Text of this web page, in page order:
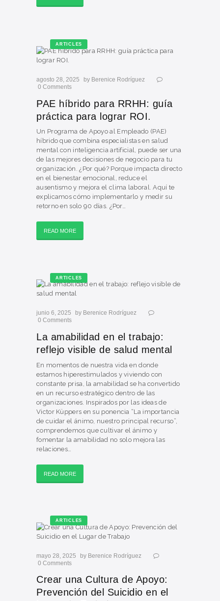
ARTICLES
agosto 28, 2025 by Berenice Rodríguez
0 Comments
PAE híbrido para RRHH: guía
práctica para lograr ROI.
Un Programa de Apoyo al Empleado (PAE)
híbrido que combina especialistas en salud
mental con inteligencia artificial, puede ser una
de las mejores decisiones de negocio para tu
organización. ¿Por qué? Porque impacta directo
en el bienestar emocional, reduce el
ausentismo y mejora el clima laboral. Aquí te
explicamos cómo implementarlo y medir su
retorno en solo 90 días. ¿Por…
READ MORE
ARTICLES
junio 6, 2025 by Berenice Rodríguez
0 Comments
La amabilidad en el trabajo:
reflejo visible de salud mental
En momentos de nuestra vida en donde
estamos hiperestimulados y viviendo con
constante prisa, la amabilidad se ha convertido
en un recurso estratégico dentro de las
organizaciones. Inspirados por las ideas de
Victor Küppers en su ponencia “La importancia
de cuidar el ánimo, nuestro principal recurso”,
comprendemos que cultivar el ánimo y
fomentar la amabilidad no solo mejora las
relaciones…
READ MORE
ARTICLES
mayo 28, 2025 by Berenice Rodríguez
0 Comments
Crear una Cultura de Apoyo:
Prevención del Suicidio en el